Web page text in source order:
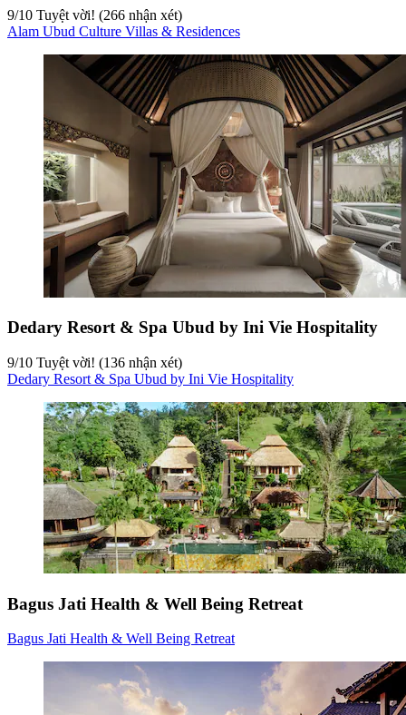
9/10 Tuyệt vời! (266 nhận xét)
Alam Ubud Culture Villas & Residences
Dedary Resort & Spa Ubud by Ini Vie Hospitality
9/10 Tuyệt vời! (136 nhận xét)
Dedary Resort & Spa Ubud by Ini Vie Hospitality
Bagus Jati Health & Well Being Retreat
Bagus Jati Health & Well Being Retreat